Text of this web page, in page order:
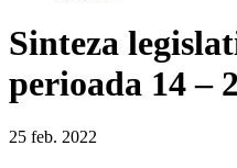
Sinteza
perioada 14 –
25 feb. 2022